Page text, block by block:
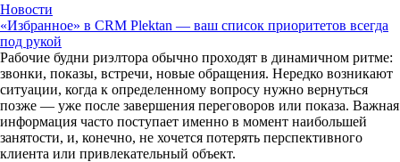
Новости
«Избранное» в CRM Plektan — ваш список приоритетов всегда
под рукой
Рабочие будни риэлтора обычно проходят в динамичном ритме:
звонки, показы, встречи, новые обращения. Нередко возникают
ситуации, когда к определенному вопросу нужно вернуться
позже — уже после завершения переговоров или показа. Важная
информация часто поступает именно в момент наибольшей
занятости, и, конечно, не хочется потерять перспективного
клиента или привлекательный объект.